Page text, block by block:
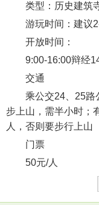
类型：历史建筑
游玩时间：建议
开放时间：
9:00-16:00辩经
交通
乘公交24、25路公
步上山，需半小时；
人，否则要步行上山
门票
50元/人